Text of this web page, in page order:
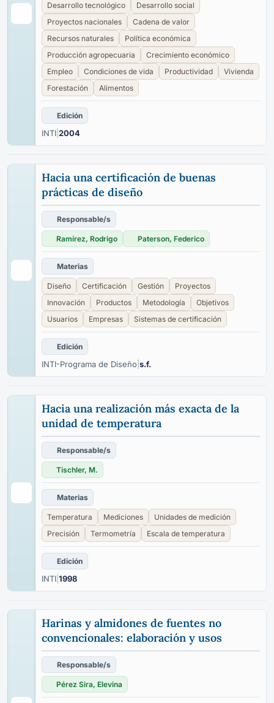
Desarrollo tecnológico
Desarrollo social
Proyectos nacionales
Cadena de valor
Recursos naturales
Política económica
Producción agropecuaria
Crecimiento económico
Empleo
Condiciones de vida Productividad
Vivienda
Forestación
Alimentos
Edición
INTI 2004
Hacia una certificación de buenas
prácticas de diseño
Responsable/s
Ramírez, Rodrigo Paterson, Federico
Materias
Diseño Certificación Gestión
Proyectos
Innovación
Productos Metodología
Objetivos
Usuarios
Empresas Sistemas de certificación
Edición
INTI-Programa de Diseño s.f.
Hacia una realización más exacta de la
unidad de temperatura
Responsable/s
Tischler, M.
Materias
Temperatura Mediciones
Unidades de medición
Precisión
Termometría Escala de temperatura
Edición
INTI 1998
Harinas y almidones de fuentes no
convencionales: elaboración y usos
Responsable/s
Pérez Sira, Elevina